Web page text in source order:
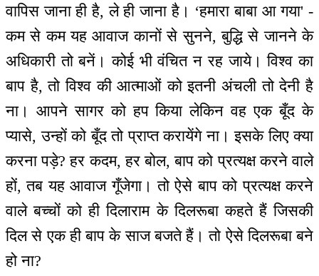
वापिस जाना ही है, ले ही जाना है। ‘हमारा बाबा आ गया' -
कम से कम यह आवाज कानों से सुनने, बुद्धि से जानने के
अधिकारी तो बनें। कोई भी वंचित न रह जाये। विश्व का
बाप है, तो विश्व की आत्माओं को इतनी अंचली तो देनी है
ना। आपने सागर को हप किया लेकिन वह एक बूँद के
प्यासे, उन्हों को बूँद तो प्राप्त करायेंगे ना। इसके लिए क्या
करना पड़े? हर कदम, हर बोल, बाप को प्रत्यक्ष करने वाले
हों, तब यह आवाज गूँजेगा। तो ऐसे बाप को प्रत्यक्ष करने
वाले बच्चों को ही दिलाराम के दिलरूबा कहते हैं जिसकी
दिल से एक ही बाप के साज बजते हैं। तो ऐसे दिलरूबा बने
हो ना?